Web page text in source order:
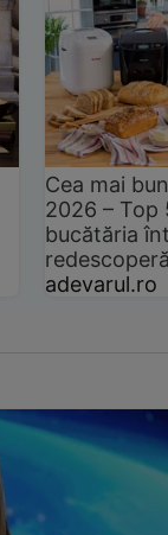
Cea mai
2026 –
bucătăria
adevarul.ro